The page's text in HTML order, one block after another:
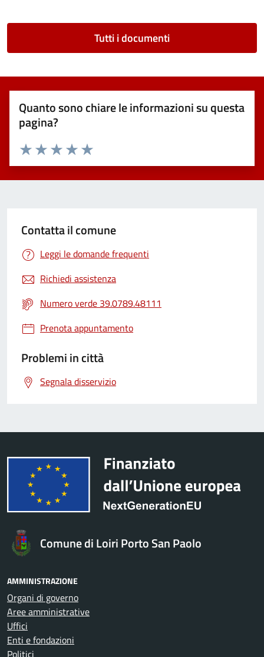
Tutti i documenti
Quanto sono chiare le informazioni su questa
pagina?
Valuta 5 stelle su 5
Valuta 4 stelle su 5
Valuta 3 stelle su 5
Valuta 2 stelle su 5
Valuta 1 stelle su 5
Contatta il comune
Leggi le domande frequenti
Richiedi assistenza
Numero verde 39.0789.48111
Prenota appuntamento
Problemi in città
Segnala disservizio
Comune di Loiri Porto San Paolo
AMMINISTRAZIONE
Organi di governo
Aree amministrative
Uffici
Enti e fondazioni